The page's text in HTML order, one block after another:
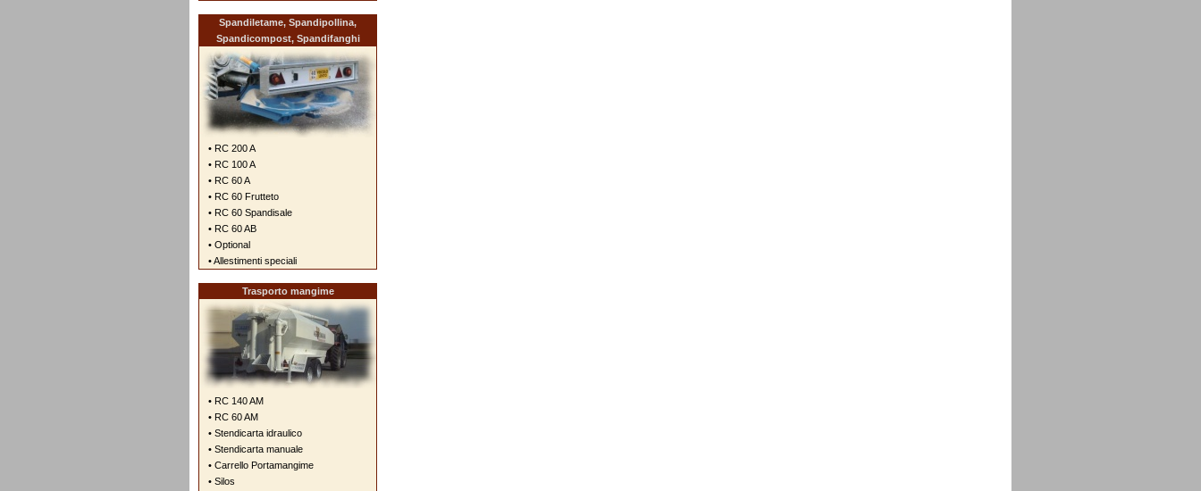
Spandiletame, Spandipollina,
Spandicompost, Spandifanghi
• RC 200 A
• RC 100 A
• RC 60 A
• RC 60 Frutteto
• RC 60 Spandisale
• RC 60 AB
• Optional
• Allestimenti speciali
Trasporto mangime
• RC 140 AM
• RC 60 AM
• Stendicarta idraulico
• Stendicarta manuale
• Carrello Portamangime
• Silos